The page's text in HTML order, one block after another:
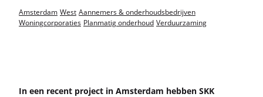
Amsterdam West Aannemers & onderhoudsbedrijven
Woningcorporaties Planmatig onderhoud Verduurzaming
In een re­cent pro­ject in Am­ster­dam heb­ben SKK